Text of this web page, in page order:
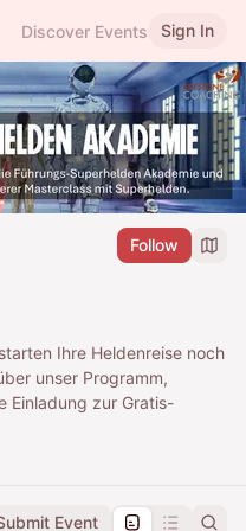
Discover Events Sign In
Follow
Ihre Heldenreise noch
unser Programm,
Einladung zur Gratis-
Event